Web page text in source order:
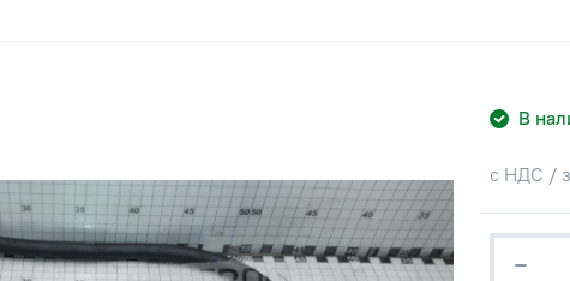
В
с НДС /
−